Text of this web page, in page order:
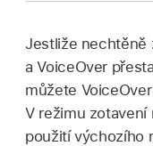
Jestliže nechtěně
a VoiceOver
můžete
V režimu zotavení
použití výchozího